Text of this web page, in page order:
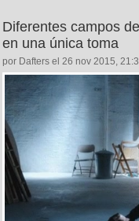
Diferentes campos
en una única toma
por Dafters el 26 nov 2015,